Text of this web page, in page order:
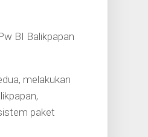
BI Balikpapan
melakukan
paket